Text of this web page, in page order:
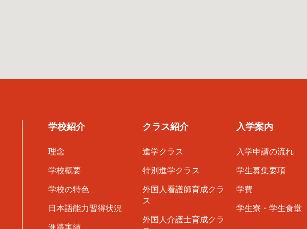
学校紹介
理念
学校概要
学校の特色
日本語能力習得状況
進路実績
クラス紹介
進学クラス
特別進学クラス
外国人看護師育成クラ
ス
外国人介護士育成クラ
入学案内
入学申請の流れ
学生募集要項
学費
学生寮・学生食堂